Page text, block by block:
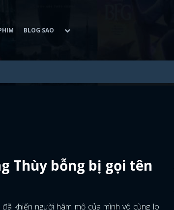
BLOG SAO
Thùy bỗng bị gọi tên
đã khiến người hâm mộ của mình vô cùng lo